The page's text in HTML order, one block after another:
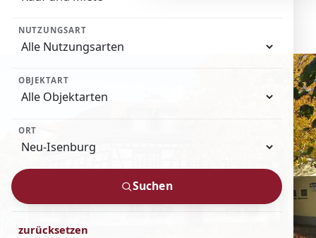
NUTZUNGSART
OBJEKTART
ORT
Suchen
zurücksetzen